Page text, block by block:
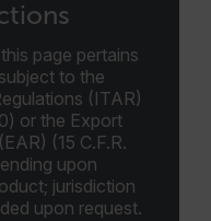
page pertains
to the
(ITAR)
or the Export
(15 C.F.R.
upon
jurisdiction
upon request.
habilitent des
Web telles que la
gestion des
être utilisé